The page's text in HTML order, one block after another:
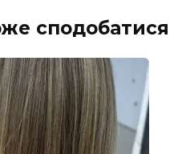
сподобатися